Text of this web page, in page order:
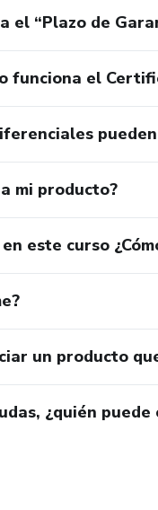
el “Plazo de
funciona el
mi producto?
este curso
un producto
¿quién